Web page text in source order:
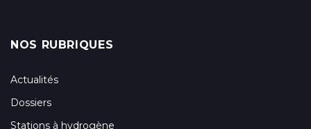
NOS RUBRIQUES
Actualités
Dossiers
Stations à hydrogène